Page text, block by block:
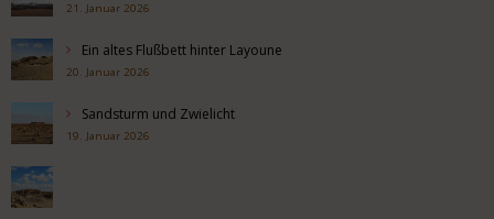
21. Januar 2026
Ein altes Flußbett hinter Layoune
20. Januar 2026
Sandsturm und Zwielicht
19. Januar 2026